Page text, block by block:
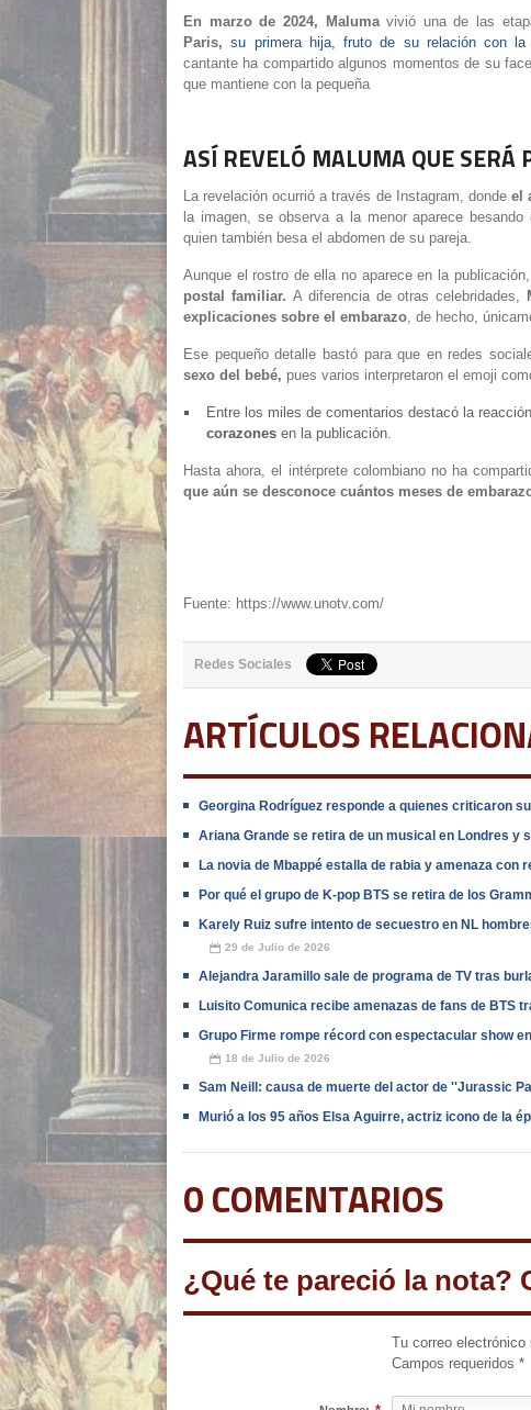
En marzo de 2024, Maluma vivió una de las
Paris, su primera hija, fruto de su relación con la
cantante ha compartido algunos momentos de su
que mantiene con la pequeña
ASÍ REVELÓ MALUMA QUE SERÁ
La revelación ocurrió a través de Instagram, donde el
la imagen, se observa a la menor aparece
quien también besa el abdomen de su pareja.
Aunque el rostro de ella no aparece en la publicación,
postal familiar. A diferencia de otras celebridades,
explicaciones sobre el embarazo, de hecho,
Ese pequeño detalle bastó para que en redes
sexo del bebé, pues varios interpretaron el emoji
Entre los miles de comentarios destacó la
corazones en la publicación.
Hasta ahora, el intérprete colombiano no ha
que aún se desconoce cuántos meses de
Fuente: https://www.unotv.com/
Redes Sociales
ARTÍCULOS
Georgina Rodríguez responde a quienes criticaron
Ariana Grande se retira de un musical en Londres y
La novia de Mbappé estalla de rabia y amenaza con
Por qué el grupo de K-pop BTS se retira de los
Karely Ruiz sufre intento de secuestro en NL
📅 29 de Julio de 2026
Alejandra Jaramillo sale de programa de TV tras
Luisito Comunica recibe amenazas de fans de BTS
Grupo Firme rompe récord con espectacular show
📅 18 de Julio de 2026
Sam Neill: causa de muerte del actor de ''Jurassic
Murió a los 95 años Elsa Aguirre, actriz icono de la
0 COMENTARIOS
¿Qué te pareció la nota?
Tu correo electrónico
Campos requeridos *